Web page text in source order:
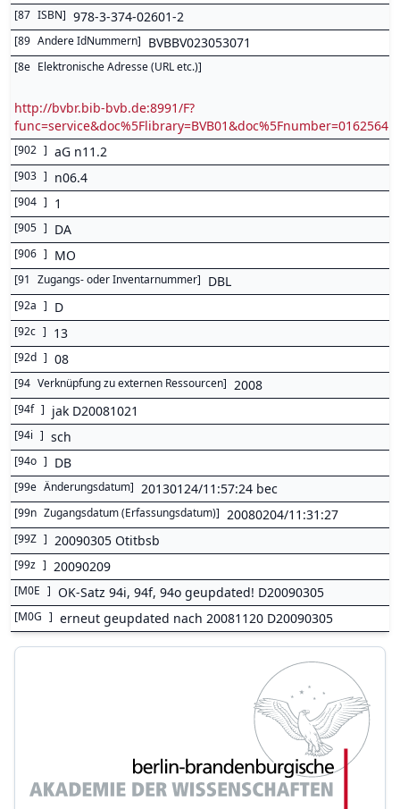
[87 ISBN] 978-3-374-02601-2
[89 Andere IdNummern] BVBBV023053071
[8e Elektronische Adresse (URL etc.)]
http://bvbr.bib-bvb.de:8991/F?
[902 ] aG n11.2
[903 ] n06.4
[904 ] 1
[905 ] DA
[906 ] MO
[91 Zugangs- oder Inventarnummer] DBL
[92a ] D
[92c ] 13
[92d ] 08
[94 Verknüpfung zu externen Ressourcen] 2008
[94f ] jak D20081021
[94i ] sch
[94o ] DB
[99e Änderungsdatum] 20130124/11:57:24 bec
[99n Zugangsdatum (Erfassungsdatum)] 20080204/11:31:27
[99Z ] 20090305 Otitbsb
[99z ] 20090209
[M0E ] OK-Satz 94i, 94f, 94o geupdated! D20090305
[M0G ] erneut geupdated nach 20081120 D20090305